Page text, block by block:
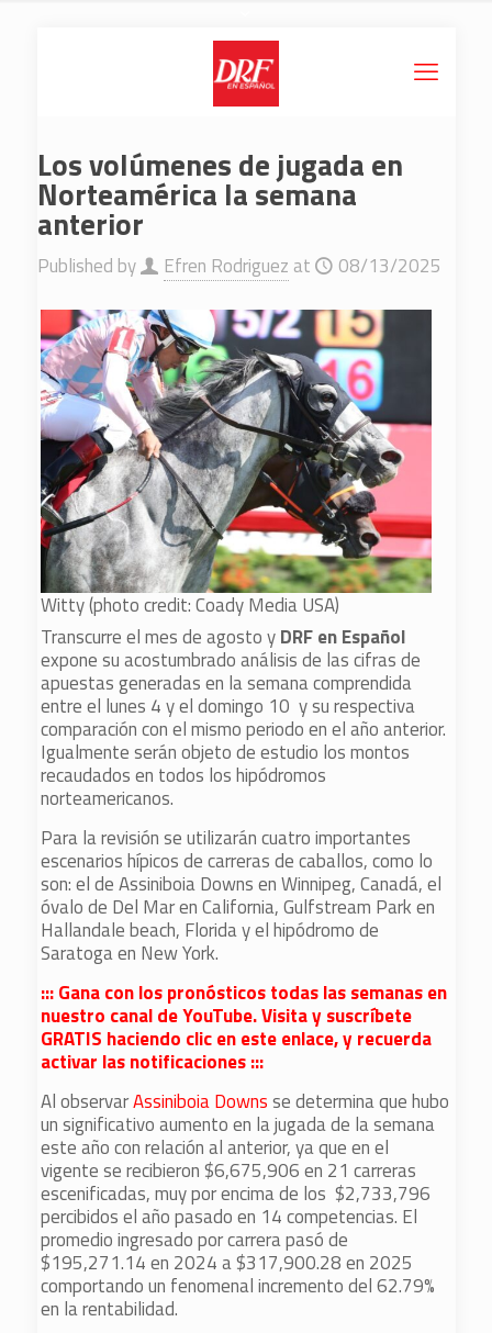
Los volúmenes de jugada en
Norteamérica la semana
anterior
Published by Efren Rodriguez at 08/13/2025
Witty (photo credit: Coady Media USA)
Transcurre el mes de agosto yDRF en Español
expone su acostumbrado análisis de las cifras de
apuestas generadas en la semana comprendida
entre el lunes 4 y el domingo 10 y su respectiva
comparación con el mismo periodo en el año anterior.
Igualmente serán objeto de estudio los montos
recaudados en todos los hipódromos
norteamericanos.
Para la revisión se utilizarán cuatro importantes
escenarios hípicos de carreras de caballos, como lo
son: el de Assiniboia Downs en Winnipeg, Canadá, el
óvalo de Del Mar en California, Gulfstream Park en
Hallandale beach, Florida y el hipódromo de
Saratoga en New York.
::: Gana con los pronósticos todas las semanas en
nuestro canal de YouTube. Visita y suscríbete
GRATIS haciendo clic en este enlace, y recuerda
activar las notificaciones :::
Al observarAssiniboia Downsse determina que hubo
un significativo aumento en la jugada de la semana
este año con relación al anterior, ya que en el
vigente se recibieron $6,675,906 en 21 carreras
escenificadas, muy por encima de los $2,733,796
percibidos el año pasado en 14 competencias. El
promedio ingresado por carrera pasó de
$195,271.14 en 2024 a $317,900.28 en 2025
comportando un fenomenal incremento del 62.79%
en la rentabilidad.